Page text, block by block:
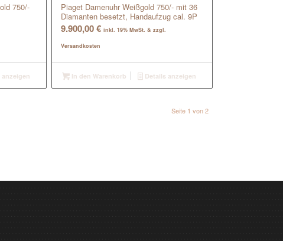
750/-
anzeigen
Piaget Damenuhr Weißgold 750/- mit 36
Diamanten besetzt, Handaufzug cal. 9P
9.900,00€ inkl. 19% MwSt. & zzgl.
Versandkosten
In den Warenkorb Details anzeigen
Seite 1 von 2